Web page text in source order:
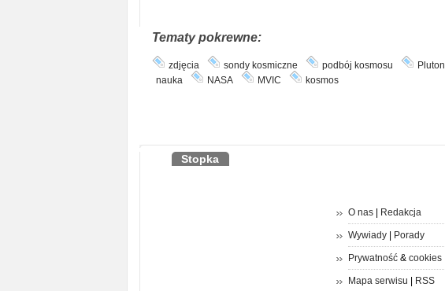
Tematy pokrewne:
zdjęcia sondy kosmiczne podbój kosmosu Pluton
nauka
NASA MVIC kosmos
Stopka
O nas| Redakcja
Wywiady| Porady
Prywatność& cookies
Mapa serwisu | RSS